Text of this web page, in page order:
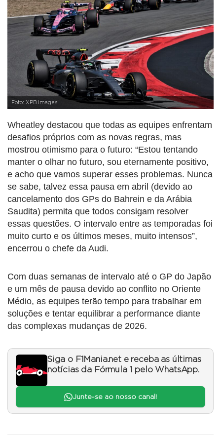
Foto: XPB Images
Wheatley destacou que todas as equipes enfrentam
desafios próprios com as novas regras, mas
mostrou otimismo para o futuro: “Estou tentando
manter o olhar no futuro, sou eternamente positivo,
e acho que vamos superar esses problemas. Nunca
se sabe, talvez essa pausa em abril (devido ao
cancelamento dos GPs do Bahrein e da Arábia
Saudita) permita que todos consigam resolver
essas questões. O intervalo entre as temporadas foi
muito curto e os últimos meses, muito intensos”,
encerrou o chefe da Audi.
Com duas semanas de intervalo até o GP do Japão
e um mês de pausa devido ao conflito no Oriente
Médio, as equipes terão tempo para trabalhar em
soluções e tentar equilibrar a performance diante
das complexas mudanças de 2026.
Siga o F1Mania.net e receba as últimas
notícias da Fórmula 1 pelo WhatsApp.
Junte-se ao nosso canal!